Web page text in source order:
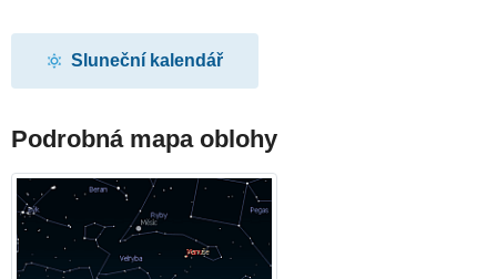
Sluneční kalendář
Podrobná mapa oblohy